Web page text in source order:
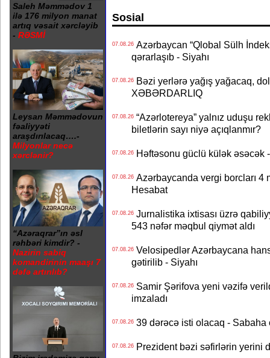
Saleh Məmmədov 1
ilə 176 milyon manat
artıq vəsait xərcləyib
- RƏSMİ
Leysan Məmmədovun
fəaliyyəti
araşdırılacaq….-
Milyonlar necə
xərclənir?
“Azəraqrar”ın əsl
rəhbəri kimdir? -
Nazirin sabiq
komandirinin maaşı 7
dəfə artırılıb?
Sosial
07.08.26Azərbaycan “Qlobal Sülh
qərarlaşıb - Siyahı
07.08.26Bəzi yerlərə yağış yağacaq,
XƏBƏRDARLIQ
07.08.26“Azərlotereya” yalnız uduşu
biletlərin sayı niyə açıqlanmır?
07.08.26Həftəsonu güclü külək əsəcək
07.08.26Azərbaycanda vergi borcları 4
Hesabat
07.08.26Jurnalistika ixtisası üzrə
543 nəfər məqbul qiymət aldı
07.08.26Velosipedlər Azərbaycana
gətirilib - Siyahı
07.08.26Samir Şərifova yeni vəzifə
imzaladı
07.08.2639 dərəcə isti olacaq - Sabaha
07.08.26Prezident bəzi səfirlərin yerini